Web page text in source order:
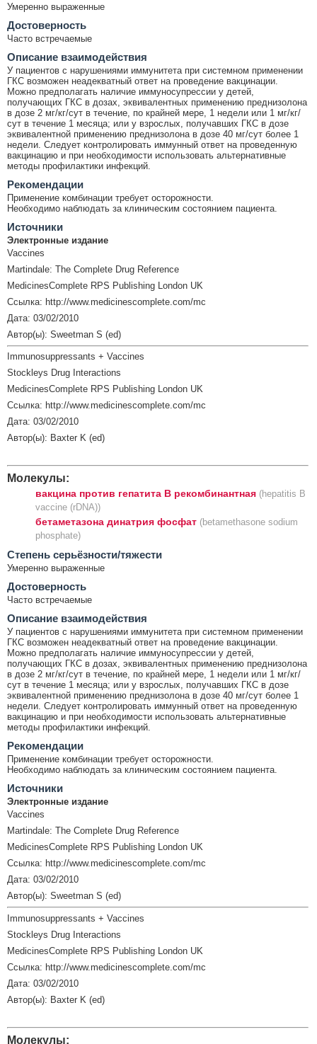
Умеренно выраженные
Достоверность
Часто встречаемые
Описание взаимодействия
У пациентов с нарушениями иммунитета при системном применении
ГКС возможен неадекватный ответ на проведение вакцинации.
Можно предполагать наличие иммуносупрессии у детей,
получающих ГКС в дозах, эквивалентных применению преднизолона
в дозе 2 мг/кг/сут в течение, по крайней мере, 1 недели или 1 мг/кг/
сут в течение 1 месяца; или у взрослых, получавших ГКС в дозе
эквивалентной применению преднизолона в дозе 40 мг/сут более 1
недели. Следует контролировать иммунный ответ на проведенную
вакцинацию и при необходимости использовать альтернативные
методы профилактики инфекций.
Рекомендации
Применение комбинации требует осторожности.
Необходимо наблюдать за клиническим состоянием пациента.
Источники
Электронные издание
Vaccines
Martindale: The Complete Drug Reference
MedicinesComplete RPS Publishing London UK
Ссылка: http://www.medicinescomplete.com/mc
Дата: 03/02/2010
Автор(ы): Sweetman S (ed)
Immunosuppressants + Vaccines
Stockleys Drug Interactions
MedicinesComplete RPS Publishing London UK
Ссылка: http://www.medicinescomplete.com/mc
Дата: 03/02/2010
Автор(ы): Baxter K (ed)
Молекулы:
вакцина против гепатита B рекомбинантная (hepatitis B
vaccine (rDNA))
бетаметазона динатрия фосфат (betamethasone sodium
phosphate)
Cтепень серьёзности/тяжести
Умеренно выраженные
Достоверность
Часто встречаемые
Описание взаимодействия
У пациентов с нарушениями иммунитета при системном применении
ГКС возможен неадекватный ответ на проведение вакцинации.
Можно предполагать наличие иммуносупрессии у детей,
получающих ГКС в дозах, эквивалентных применению преднизолона
в дозе 2 мг/кг/сут в течение, по крайней мере, 1 недели или 1 мг/кг/
сут в течение 1 месяца; или у взрослых, получавших ГКС в дозе
эквивалентной применению преднизолона в дозе 40 мг/сут более 1
недели. Следует контролировать иммунный ответ на проведенную
вакцинацию и при необходимости использовать альтернативные
методы профилактики инфекций.
Рекомендации
Применение комбинации требует осторожности.
Необходимо наблюдать за клиническим состоянием пациента.
Источники
Электронные издание
Vaccines
Martindale: The Complete Drug Reference
MedicinesComplete RPS Publishing London UK
Ссылка: http://www.medicinescomplete.com/mc
Дата: 03/02/2010
Автор(ы): Sweetman S (ed)
Immunosuppressants + Vaccines
Stockleys Drug Interactions
MedicinesComplete RPS Publishing London UK
Ссылка: http://www.medicinescomplete.com/mc
Дата: 03/02/2010
Автор(ы): Baxter K (ed)
Молекулы: